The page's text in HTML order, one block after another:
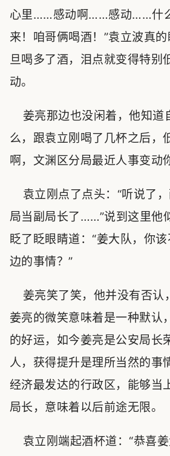
心里……感动啊……感动……什么
来！咱哥俩喝酒！”袁立波真
旦喝多了酒，泪点就变得特别
动。
姜亮那边也没闲着，他知道
么，跟袁立刚喝了几杯之后，
啊，文渊区分局最近人事变动
袁立刚点了点头：“听说了
局当副局长了……”说到这里他
眨了眨眼睛道：“姜大队，你
边的事情？”
姜亮笑了笑，他并没有否认
姜亮的微笑意味着是一种默认
的好运，如今姜亮是公安局长
人，获得提升是理所当然的事
经济最发达的行政区，能够当
局长，意味着以后前途无限。
袁立刚端起酒杯道：“恭喜